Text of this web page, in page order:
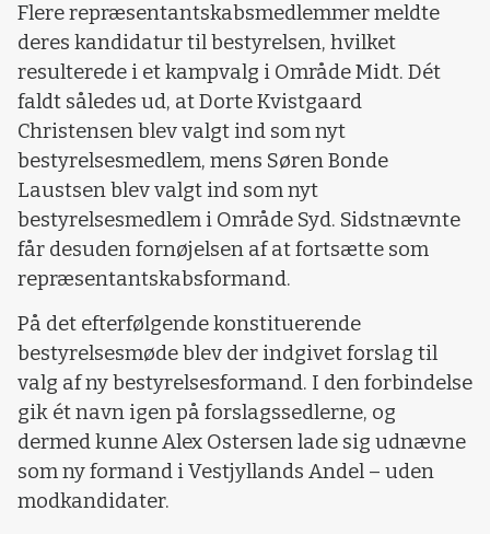
Flere repræsentantskabsmedlemmer meldte
deres kandidatur til bestyrelsen, hvilket
resulterede i et kampvalg i Område Midt. Dét
faldt således ud, at Dorte Kvistgaard
Christensen blev valgt ind som nyt
bestyrelsesmedlem, mens Søren Bonde
Laustsen blev valgt ind som nyt
bestyrelsesmedlem i Område Syd. Sidstnævnte
får desuden fornøjelsen af at fortsætte som
repræsentantskabsformand.
På det efterfølgende konstituerende
bestyrelsesmøde blev der indgivet forslag til
valg af ny bestyrelsesformand. I den forbindelse
gik ét navn igen på forslagssedlerne, og
dermed kunne Alex Ostersen lade sig udnævne
som ny formand i Vestjyllands Andel – uden
modkandidater.